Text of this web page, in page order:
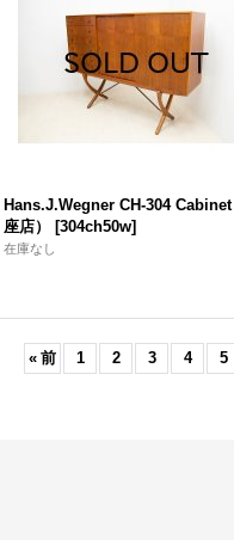
Hans.J.Wegner CH-304
座店）
[304ch50w]
在庫なし
« 前 1 2 3 4 5